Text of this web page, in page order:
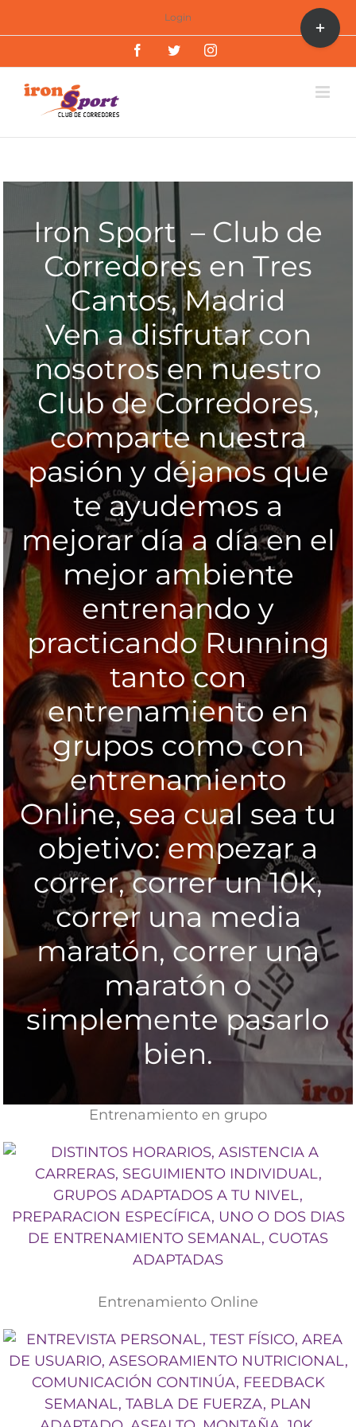
al
Login
FacebookTwitterInstagram
Iron Sport – Club de
Corredores en Tres
Cantos, Madrid
Ven a disfrutar con
nosotros en nuestro
Club de Corredores,
comparte nuestra
pasión y déjanos que
te ayudemos a
mejorar día a día en el
mejor ambiente
entrenando y
practicando Running
tanto con
entrenamiento en
grupos como con
entrenamiento
Online, sea cual sea tu
objetivo: empezar a
correr, correr un 10k,
correr una media
maratón, correr una
maratón o
simplemente pasarlo
bien.
Entrenamiento en grupo
Entrenamiento Online
Toggle
Sliding
Area